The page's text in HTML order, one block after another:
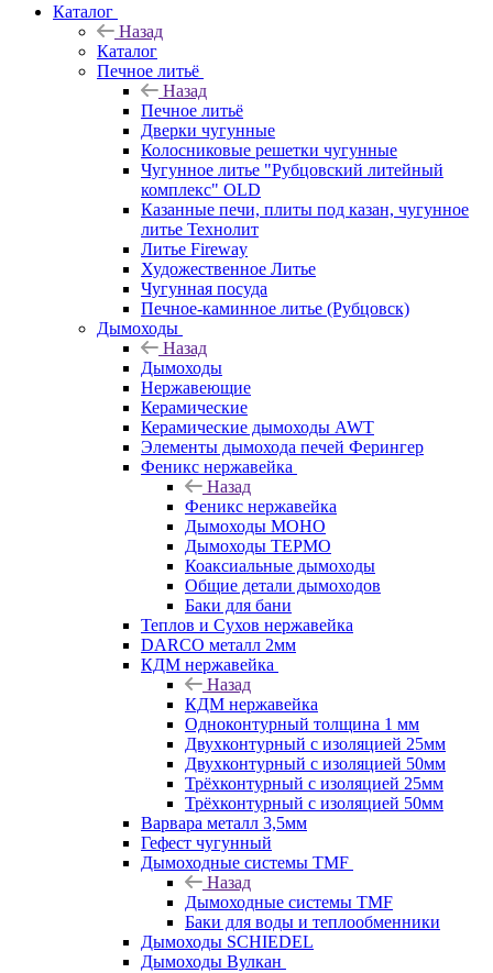
Каталог
Назад
Каталог
Печное литьё
Назад
Печное литьё
Дверки чугунные
Колосниковые решетки чугунные
Чугунное литье "Рубцовский литейный
комплекс" OLD
Казанные печи, плиты под казан, чугунное
литье Технолит
Литье Fireway
Художественное Литье
Чугунная посуда
Печное-каминное литье (Рубцовск)
Дымоходы
Назад
Дымоходы
Нержавеющие
Керамические
Керамические дымоходы AWT
Элементы дымохода печей Ферингер
Феникс нержавейка
Назад
Феникс нержавейка
Дымоходы МОНО
Дымоходы ТЕРМО
Коаксиальные дымоходы
Общие детали дымоходов
Баки для бани
Теплов и Сухов нержавейка
DARCO металл 2мм
КДМ нержавейка
Назад
КДМ нержавейка
Одноконтурный толщина 1 мм
Двухконтурный с изоляцией 25мм
Двухконтурный с изоляцией 50мм
Трёхконтурный с изоляцией 25мм
Трёхконтурный с изоляцией 50мм
Варвара металл 3,5мм
Гефест чугунный
Дымоходные системы TMF
Назад
Дымоходные системы TMF
Баки для воды и теплообменники
Дымоходы SCHIEDEL
Дымоходы Вулкан